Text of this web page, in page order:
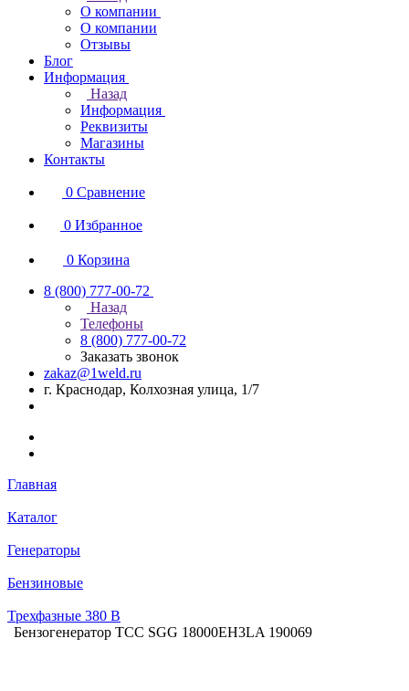
О компании
О компании
Отзывы
Блог
Информация
Назад
Информация
Реквизиты
Магазины
Контакты
0 Сравнение
0 Избранное
0 Корзина
8 (800) 777-00-72
Назад
Телефоны
8 (800) 777-00-72
Заказать звонок
zakaz@1weld.ru
г. Краснодар, Колхозная улица, 1/7
Главная
Каталог
Генераторы
Бензиновые
Трехфазные 380 В
Бензогенератор ТСС SGG 18000EH3LA 190069